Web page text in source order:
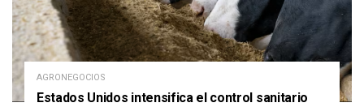
AGRONEGOCIOS
Estados Unidos intensifica el control sanitario